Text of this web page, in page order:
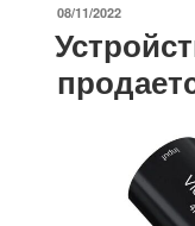
ОПУБЛИКОВАНО
08/11/2022